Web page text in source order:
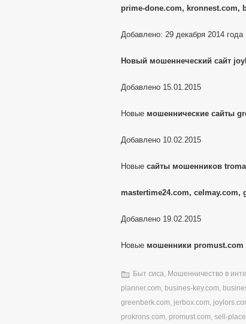
prime-done.com, kronnest.com,
Добавлено: 29 декабря 2014 года
Новый мошеннеческий сайт
Добавлено 15.01.2015
Новые мошеннические сайты
Добавлено 10.02.2015
Новые сайты мошенников
mastertime24.com, celmay.com,
Добавлено 19.02.2015
Новые мошенники promust.com
Быт сиса, Мошенничество в
planner.com, busines-key.com,
greenberk.com, jerbox.com,
prokrons.com, promust.com, sell-